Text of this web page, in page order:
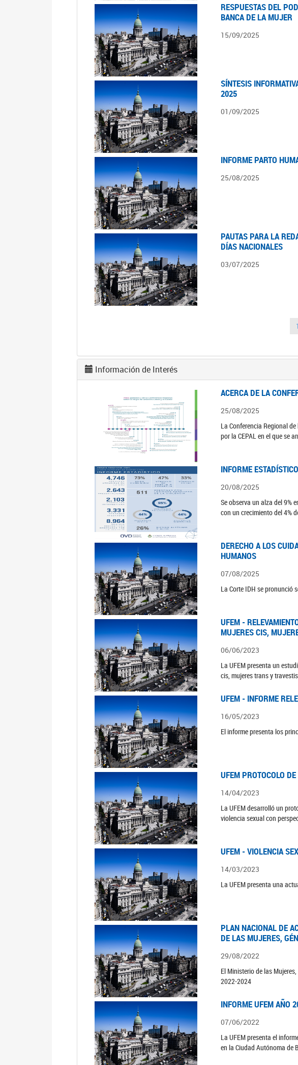
RESPUESTAS DEL
BANCA DE LA MUJER
15/09/2025
SÍNTESIS
2025
01/09/2025
INFORME PARTO
25/08/2025
PAUTAS PARA LA
DÍAS NACIONALES
03/07/2025
1
Información de Interés
ACERCA DE LA
25/08/2025
La Conferencia Regional
por la CEPAL en el que se
INFORME
20/08/2025
Se observa un alza del 9%
con un crecimiento del 4%
DERECHO A LOS
HUMANOS
07/08/2025
La Corte IDH se pronunció
UFEM -
MUJERES CIS,
06/06/2023
La UFEM presenta un
cis, mujeres trans y travestis
UFEM - INFORME
16/05/2023
El informe presenta los
UFEM PROTOCOLO
14/04/2023
La UFEM desarrolló un
violencia sexual con
UFEM - VIOLENCIA
14/03/2023
La UFEM presenta una
PLAN NACIONAL DE
DE LAS MUJERES,
29/08/2022
El Ministerio de las
2022-2024
INFORME UFEM AÑO
07/06/2022
La UFEM presenta el
en la Ciudad Autónoma de